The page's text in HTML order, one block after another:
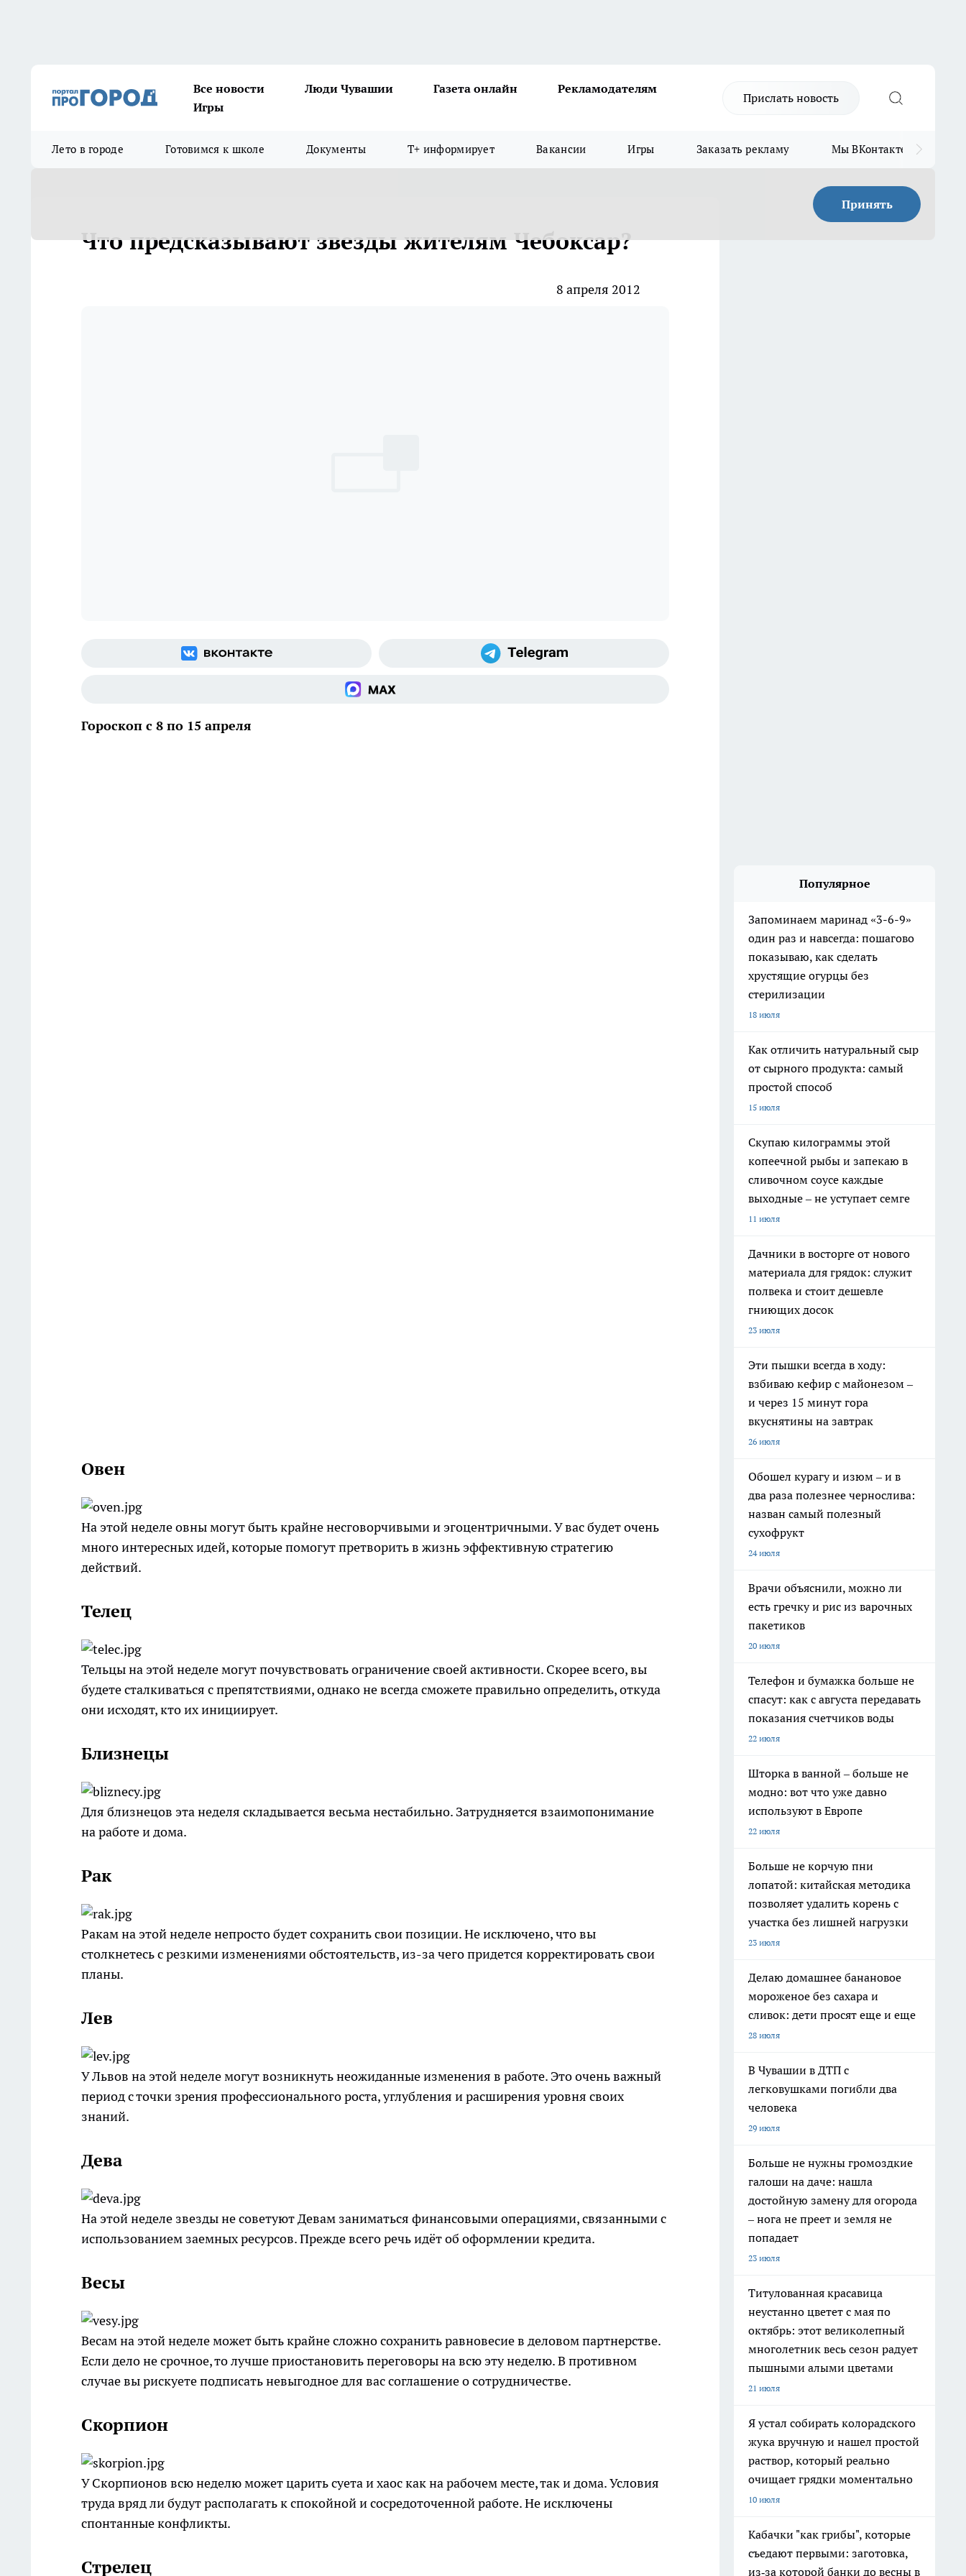
Все новости Люди Чувашии Газета онлайн
Рекламодателям
Игры
Прислать новость
Лето в городе Готовимся к школе Документы Т+ информирует Вакансии Игры Заказать рекламу Мы ВКонтакте
Принять
Что предсказывают звезды жителям Чебоксар?
8 апреля 2012
Гороскоп с 8 по 15 апреля
Овен
На этой неделе овны могут быть крайне несговорчивыми и эгоцентричными. У вас будет очень
много интересных идей, которые помогут претворить в жизнь эффективную стратегию
действий.
Телец
Тельцы на этой неделе могут почувствовать ограничение своей активности. Скорее всего, вы
будете сталкиваться с препятствиями, однако не всегда сможете правильно определить, откуда
они исходят, кто их инициирует.
Близнецы
Для близнецов эта неделя складывается весьма нестабильно. Затрудняется взаимопонимание
на работе и дома.
Рак
Ракам на этой неделе непросто будет сохранить свои позиции. Не исключено, что вы
столкнетесь с резкими изменениями обстоятельств, из-за чего придется корректировать свои
планы.
Лев
У Львов на этой неделе могут возникнуть неожиданные изменения в работе. Это очень важный
период с точки зрения профессионального роста, углубления и расширения уровня своих
знаний.
Дева
На этой неделе звезды не советуют Девам заниматься финансовыми операциями, связанными с
использованием заемных ресурсов. Прежде всего речь идёт об оформлении кредита.
Весы
Весам на этой неделе может быть крайне сложно сохранить равновесие в деловом партнерстве.
Если дело не срочное, то лучше приостановить переговоры на всю эту неделю. В противном
случае вы рискуете подписать невыгодное для вас соглашение о сотрудничестве.
Скорпион
У Скорпионов всю неделю может царить суета и хаос как на рабочем месте, так и дома. Условия
труда вряд ли будут располагать к спокойной и сосредоточенной работе. Не исключены
спонтанные конфликты.
Стрелец
Популярное
Запоминаем маринад «3-6-9»
один раз и навсегда: пошагово
показываю, как сделать
хрустящие огурцы без
стерилизации
18 июля
Как отличить натуральный сыр
от сырного продукта: самый
простой способ
15 июля
Скупаю килограммы этой
копеечной рыбы и запекаю в
сливочном соусе каждые
выходные – не уступает семге
11 июля
Дачники в восторге от нового
материала для грядок: служит
полвека и стоит дешевле
гниющих досок
23 июля
Эти пышки всегда в ходу:
взбиваю кефир с майонезом –
и через 15 минут гора
вкуснятины на завтрак
26 июля
Обошел курагу и изюм – и в
два раза полезнее чернослива:
назван самый полезный
сухофрукт
24 июля
Врачи объяснили, можно ли
есть гречку и рис из варочных
пакетиков
20 июля
Телефон и бумажка больше не
спасут: как с августа передавать
показания счетчиков воды
22 июля
Шторка в ванной – больше не
модно: вот что уже давно
используют в Европе
22 июля
Больше не корчую пни
лопатой: китайская методика
позволяет удалить корень с
участка без лишней нагрузки
23 июля
Делаю домашнее банановое
мороженое без сахара и
сливок: дети просят еще и еще
28 июля
В Чувашии в ДТП с
легковушками погибли два
человека
29 июля
Больше не нужны громоздкие
галоши на даче: нашла
достойную замену для огорода
– нога не преет и земля не
попадает
23 июля
Титулованная красавица
неустанно цветет с мая по
октябрь: этот великолепный
многолетник весь сезон радует
пышными алыми цветами
21 июля
Я устал собирать колорадского
жука вручную и нашел простой
раствор, который реально
очищает грядки моментально
10 июля
Кабачки "как грибы", которые
съедают первыми: заготовка,
из‑за которой банки до весны в